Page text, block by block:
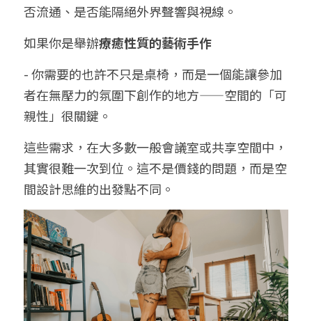
否流通、是否能隔絕外界聲響與視線。
如果你是舉辦療癒性質的藝術手作
- 你需要的也許不只是桌椅，而是一個能讓參加
者在無壓力的氛圍下創作的地方——空間的「可
親性」很關鍵。
這些需求，在大多數一般會議室或共享空間中，
其實很難一次到位。這不是價錢的問題，而是空
間設計思維的出發點不同。